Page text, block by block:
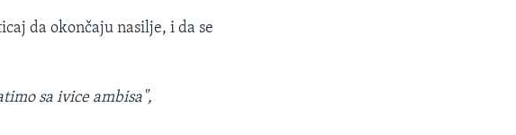
da okončaju nasilje, i da se
sa ivice ambisa",